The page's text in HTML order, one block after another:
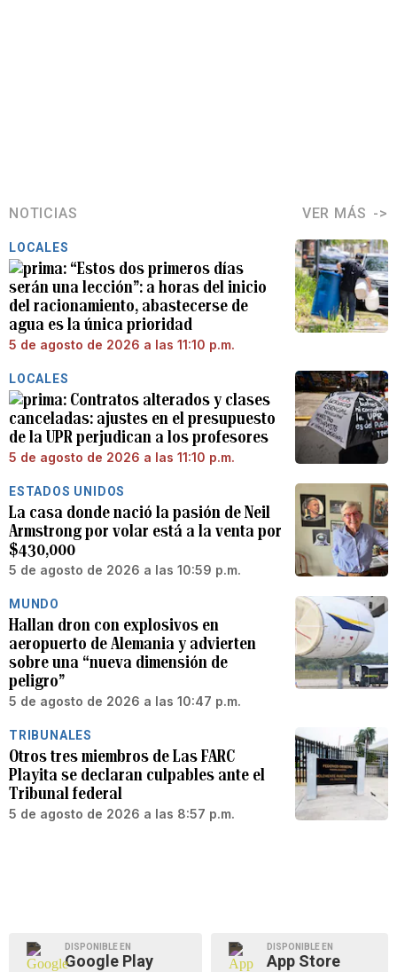
NOTICIAS VER MÁS
LOCALES
“Estos dos primeros días
serán una lección”: a horas del inicio
del racionamiento, abastecerse de
agua es la única prioridad
5 de agosto de 2026 a las 11:10 p.m.
LOCALES
Contratos alterados y clases
canceladas: ajustes en el presupuesto
de la UPR perjudican a los profesores
5 de agosto de 2026 a las 11:10 p.m.
ESTADOS UNIDOS
La casa donde nació la pasión de Neil
Armstrong por volar está a la venta por
$430,000
5 de agosto de 2026 a las 10:59 p.m.
MUNDO
Hallan dron con explosivos en
aeropuerto de Alemania y advierten
sobre una “nueva dimensión de
peligro”
5 de agosto de 2026 a las 10:47 p.m.
TRIBUNALES
Otros tres miembros de Las FARC
Playita se declaran culpables ante el
Tribunal federal
5 de agosto de 2026 a las 8:57 p.m.
DISPONIBLE EN
Google Play
DISPONIBLE EN
App Store